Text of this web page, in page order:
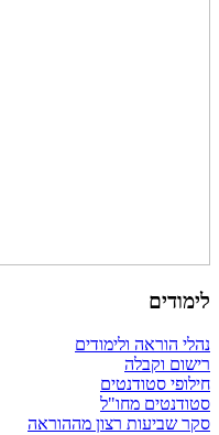
לימודים
נהלי הוראה ולימודים
רישום וקבלה
חילופי סטודנטים
סטודנטים מחו"ל
סקר שביעות רצון מההוראה